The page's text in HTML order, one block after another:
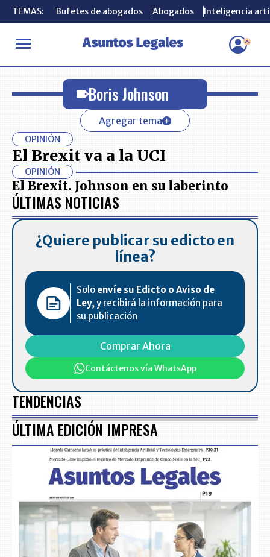
TEMAS: Bufetes de abogados Abogados Inteligencia
INICIO Boris Johnson
TEMAS: Bufetes de abogados Abogados Inteligencia
Boris Johnson
Agregar tema
OPINIÓN
El Brexit va a la UCI
OPINIÓN
El Brexit. Johnson en su laberinto
ÚLTIMAS NOTICIAS
¿Quiere publicar su edicto en
línea?
Solo envíe su Edicto o Aviso de
Ley,y recibirá la información para
su publicación
Comprar Ahora
Contáctenos vía WhatsApp
TENDENCIAS
ÚLTIMA EDICIÓN IMPRESA